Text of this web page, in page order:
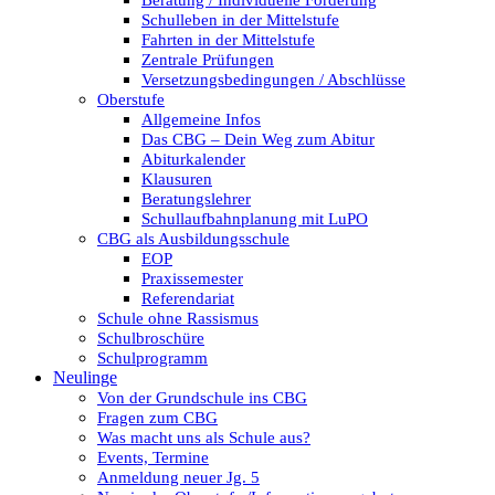
Schulleben in der Mittelstufe
Fahrten in der Mittelstufe
Zentrale Prüfungen
Versetzungsbedingungen / Abschlüsse
Oberstufe
Allgemeine Infos
Das CBG – Dein Weg zum Abitur
Abiturkalender
Klausuren
Beratungslehrer
Schullaufbahnplanung mit LuPO
CBG als Ausbildungsschule
EOP
Praxissemester
Referendariat
Schule ohne Rassismus
Schulbroschüre
Schulprogramm
Neulinge
Von der Grundschule ins CBG
Fragen zum CBG
Was macht uns als Schule aus?
Events, Termine
Anmeldung neuer Jg. 5